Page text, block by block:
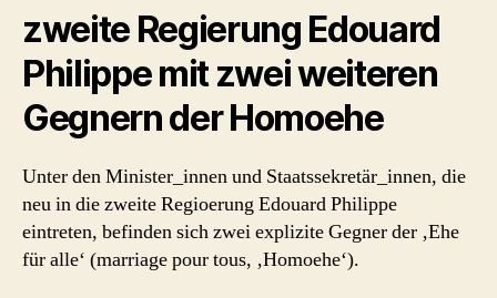
zweite Regierung Edouard
Philippe mit zwei weiteren
Gegnern der Homoehe
Unter den Minister_innen und Staatssekretär_innen, die
neu in die zweite Regioerung Edouard Philippe
eintreten, befinden sich zwei explizite Gegner der ‚Ehe
für alle‘ (marriage pour tous, ‚Homoehe‘).